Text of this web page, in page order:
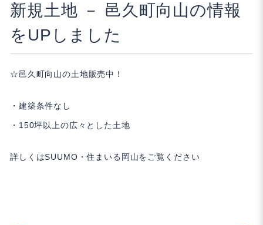
新規土地 － 邑久町向山の情報
をUPしました
☆邑久町向山の土地販売中！
・建築条件なし
・150坪以上の広々とした土地
詳しくはSUUMO ・住まいる岡山をご覧ください